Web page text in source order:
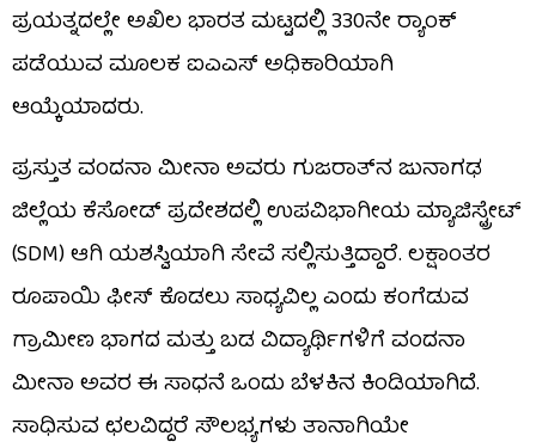
ಪ್ರಯತ್ನದಲ್ಲೇ ಅಖಿಲ ಭಾರತ ಮಟ್ಟದಲ್ಲಿ 330ನೇ ರ‍್ಯಾಂಕ್
ಪಡೆಯುವ ಮೂಲಕ ಐಎಎಸ್ ಅಧಿಕಾರಿಯಾಗಿ
ಆಯ್ಕೆಯಾದರು.
ಪ್ರಸ್ತುತ ವಂದನಾ ಮೀನಾ ಅವರು ಗುಜರಾತ್‌ನ ಜುನಾಗಢ
ಜಿಲ್ಲೆಯ ಕೆಸೋಡ್ ಪ್ರದೇಶದಲ್ಲಿ ಉಪವಿಭಾಗೀಯ ಮ್ಯಾಜಿಸ್ಟ್ರೇಟ್
(SDM) ಆಗಿ ಯಶಸ್ವಿಯಾಗಿ ಸೇವೆ ಸಲ್ಲಿಸುತ್ತಿದ್ದಾರೆ. ಲಕ್ಷಾಂತರ
ರೂಪಾಯಿ ಫೀಸ್ ಕೊಡಲು ಸಾಧ್ಯವಿಲ್ಲ ಎಂದು ಕಂಗೆಡುವ
ಗ್ರಾಮೀಣ ಭಾಗದ ಮತ್ತು ಬಡ ವಿದ್ಯಾರ್ಥಿಗಳಿಗೆ ವಂದನಾ
ಮೀನಾ ಅವರ ಈ ಸಾಧನೆ ಒಂದು ಬೆಳಕಿನ ಕಿಂಡಿಯಾಗಿದೆ.
ಸಾಧಿಸುವ ಛಲವಿದ್ದರೆ ಸೌಲಭ್ಯಗಳು ತಾನಾಗಿಯೇ